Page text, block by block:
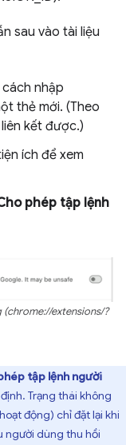
sau vào tài liệu
nhập
thẻ mới. (Theo
kết được.)
ích để xem
phép tập lệnh
extensions/?
tập lệnh người
Trạng thái không
động) chỉ đặt lại khi
người dùng thu hồi